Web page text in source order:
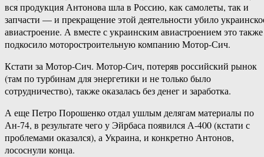
вся продукция Антонова шла в Россию, как самолеты, так и
запчасти — и прекращение этой деятельности убило
авиастроение. А вместе с украинским авиастроением это также
подкосило моторостроительную компанию Мотор-Сич.
Кстати за Мотор-Сич. Мотор-Сич, потеряв российский рынок
(там по турбинам для энергетики и не только было
сотрудничество), также оказалась без денег и заработка.
А еще Петро Порошенко отдал ушлым делягам материалы по
Ан-74, в результате чего у Эйрбаса появился А-400 (кстати с
проблемами оказался), а Украина, и конкретно Антонов,
лососнули конца.